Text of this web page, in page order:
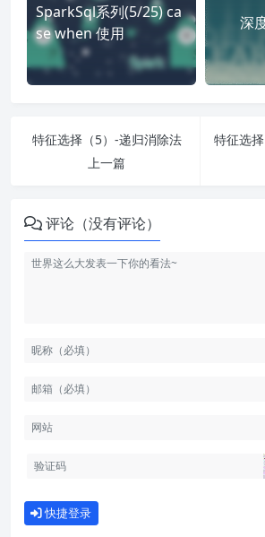
SparkSql系列(5/25) ca
se when 使用
深
特征选择（5）-递归消除法
上一篇
评论（没有评论）
快捷登录